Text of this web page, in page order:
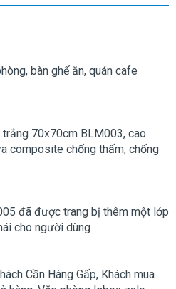
bàn ghế ăn, quán cafe
trắng 70x70cm BLM003, cao
composite chống thấm, chống
đã được trang bị thêm một lớp
cho người dùng
Cần Hàng Gấp, Khách mua